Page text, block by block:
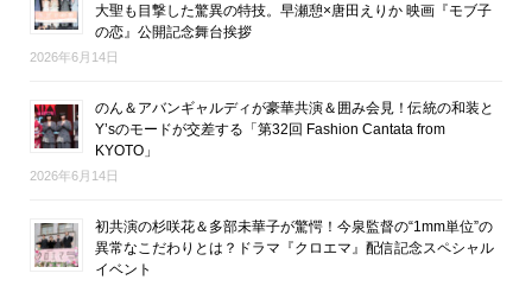
大聖も目撃した驚異の特技。早瀬憩×唐田えりか 映画『モブ子
の恋』公開記念舞台挨拶
2026年6月14日
のん＆アバンギャルディが豪華共演＆囲み会見！伝統の和装と
Y’sのモードが交差する「第32回 Fashion Cantata from
KYOTO」
2026年6月14日
初共演の杉咲花＆多部未華子が驚愕！今泉監督の“1mm単位”の
異常なこだわりとは？ドラマ『クロエマ』配信記念スペシャル
イベント